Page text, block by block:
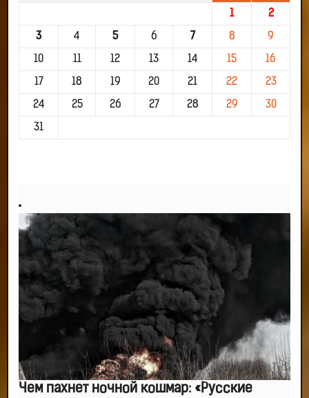
1 2
3 4 5 6 7 8 9
10 11 12 13 14 15 16
17 18 19 20 21 22 23
24 25 26 27 28 29 30
31
Чем пахнет ночной кошмар: «Русские